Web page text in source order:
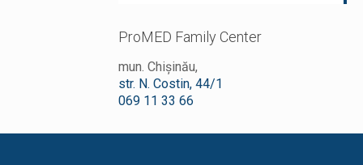
ProMED Family Center
mun. Chișinău,
str. N. Costin, 44/1
069 11 33 66